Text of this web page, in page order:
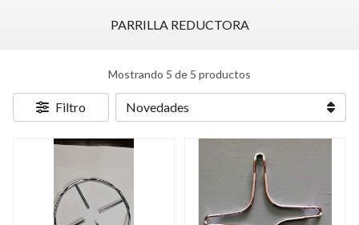
PARRILLA REDUCTORA
Mostrando 5 de 5 productos
Filtro